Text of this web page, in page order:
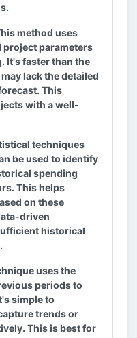
method uses
project parameters
It's faster than the
lack the detailed
This
with a well-
techniques
be used to identify
spending
This helps
on these
driven
historical
uses the
periods to
simple to
trends or
This is best for